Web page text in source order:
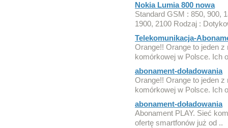
Nokia Lumia 800 nowa
Standard GSM : 850, 900,
1900, 2100 Rodzaj :
Telekomunikacja-
Orange!! Orange to jeden
komórkowej w Polsce. Ich
abonament-doładowania
Orange!! Orange to jeden
komórkowej w Polsce. Ich
abonament-doładowania
Abonament PLAY. Sieć
ofertę smartfonów już od ..